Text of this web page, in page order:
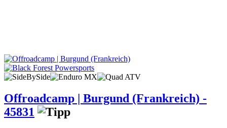
Offroadcamp | Burgund (Frankreich) -
45831